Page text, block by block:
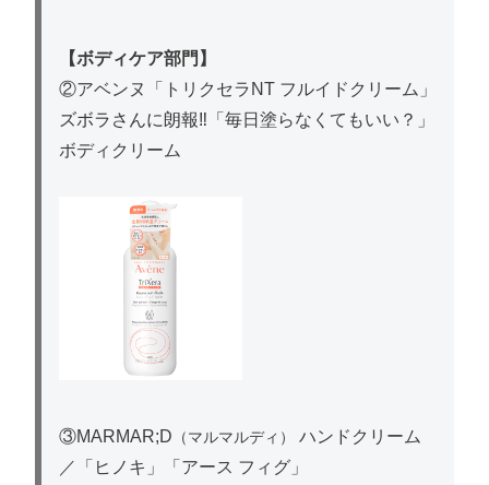
【ボディケア部門】
②アベンヌ「トリクセラNT フルイドクリーム」
ズボラさんに朗報‼ 「毎日塗らなくてもいい？」
ボディクリーム
③MARMAR;D （マルマルディ）
ハンドクリーム
／「ヒノキ」「アース フィグ」